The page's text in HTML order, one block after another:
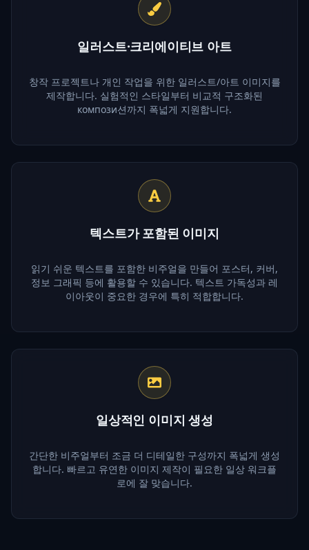
일러스트·크리에이티브 아트
창작 프로젝트나 개인 작업을 위한 일러스트/아트 이미지를
제작합니다. 실험적인 스타일부터 비교적 구조화된
компози션까지 폭넓게 지원합니다.
텍스트가 포함된 이미지
읽기 쉬운 텍스트를 포함한 비주얼을 만들어 포스터, 커버,
정보 그래픽 등에 활용할 수 있습니다. 텍스트 가독성과 레
이아웃이 중요한 경우에 특히 적합합니다.
일상적인 이미지 생성
간단한 비주얼부터 조금 더 디테일한 구성까지 폭넓게 생성
합니다. 빠르고 유연한 이미지 제작이 필요한 일상 워크플
로에 잘 맞습니다.